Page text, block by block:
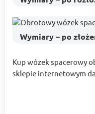
Wymiary – po
Kup wózek spacerowy
sklepie internetowym